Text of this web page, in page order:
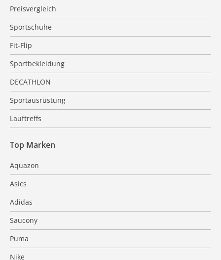
Preisvergleich
Sportschuhe
Fit-Flip
Sportbekleidung
DECATHLON
Sportausrüstung
Lauftreffs
Top Marken
Aquazon
Asics
Adidas
Saucony
Puma
Nike